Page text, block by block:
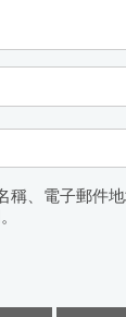
稱、電子郵件